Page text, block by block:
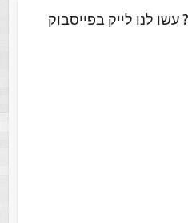
לנו לייק בפייסבוק